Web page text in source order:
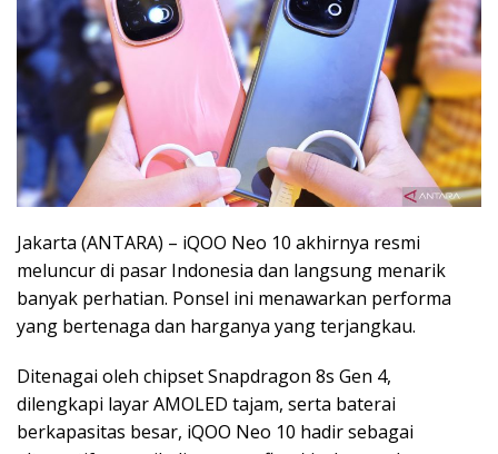
Jakarta (ANTARA) – iQOO Neo 10 akhirnya resmi
meluncur di pasar Indonesia dan langsung menarik
banyak perhatian. Ponsel ini menawarkan performa
yang bertenaga dan harganya yang terjangkau.
Ditenagai oleh chipset Snapdragon 8s Gen 4,
dilengkapi layar AMOLED tajam, serta baterai
berkapasitas besar, iQOO Neo 10 hadir sebagai